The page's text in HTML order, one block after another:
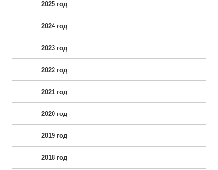
2025 год
2024 год
2023 год
2022 год
2021 год
2020 год
2019 год
2018 год